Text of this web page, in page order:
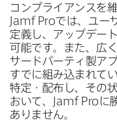
コンプライアンスを​
Jamf Proでは、​ユー
定義し、​アップデー
可能です。​また、​広
サードパーティ製ア
すでに​組み込まれて
特定・​配布し、​その​
おいて、
Jamf Pro に​
ありません。